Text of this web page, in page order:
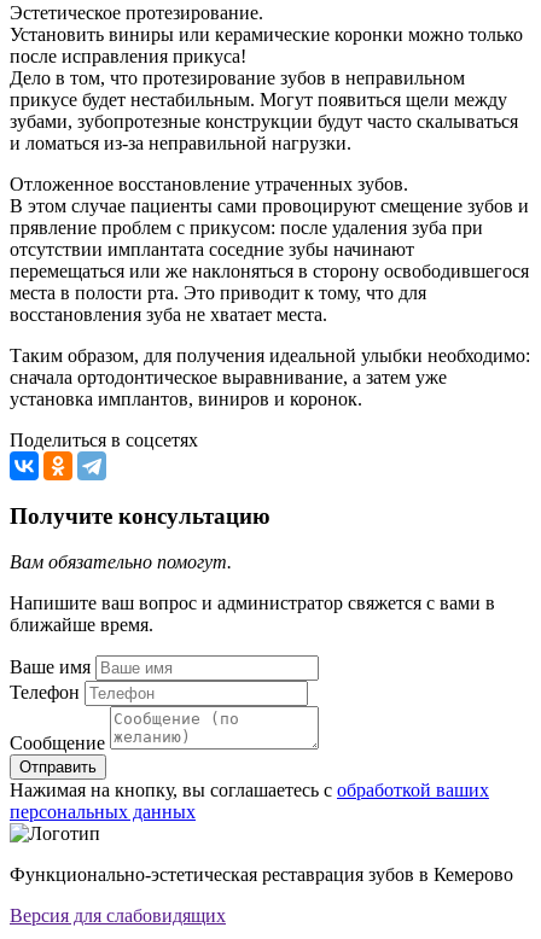
Эстетическое протезирование.
Установить виниры или керамические коронки можно только
после исправления прикуса!
Дело в том, что протезирование зубов в неправильном
прикусе будет нестабильным. Могут появиться щели между
зубами, зубопротезные конструкции будут часто скалываться
и ломаться из-за неправильной нагрузки.
Отложенное восстановление утраченных зубов.
В этом случае пациенты сами провоцируют смещение зубов и
прявление проблем с прикусом: после удаления зуба при
отсутствии имплантата соседние зубы начинают
перемещаться или же наклоняться в сторону освободившегося
места в полости рта. Это приводит к тому, что для
восстановления зуба не хватает места.
Таким образом, для получения идеальной улыбки необходимо:
сначала ортодонтическое выравнивание, а затем уже
установка имплантов, виниров и коронок.
Поделиться в соцсетях
Получите консультацию
Вам обязательно помогут.
Напишите ваш вопрос и администратор свяжется с вами в
ближайше время.
Ваше имя
Телефон
Сообщение
Отправить
Нажимая на кнопку, вы соглашаетесь с обработкой ваших
персональных данных
Функционально-эстетическая реставрация зубов в Кемерово
Версия для слабовидящих